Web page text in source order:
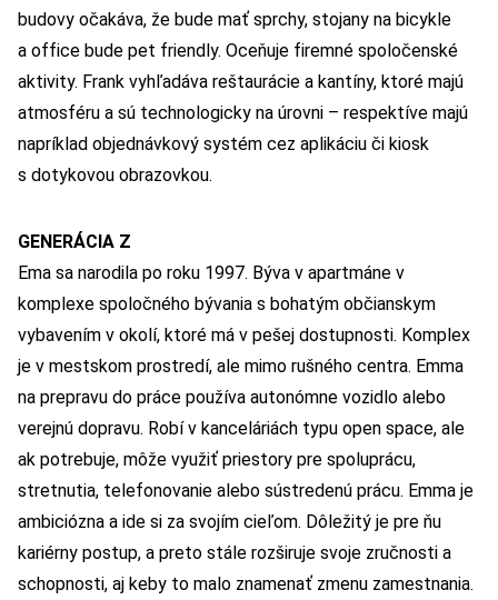
budovy očakáva, že bude mať sprchy, stojany na bicykle
a office bude pet friendly. Oceňuje firemné spoločenské
aktivity. Frank vyhľadáva reštaurácie a kantíny, ktoré majú
atmosféru a sú technologicky na úrovni – respektíve majú
napríklad objednávkový systém cez aplikáciu či kiosk
s dotykovou obrazovkou.
GENERÁCIA Z
Ema sa narodila po roku 1997. Býva v apartmáne v
komplexe spoločného bývania s bohatým občianskym
vybavením v okolí, ktoré má v pešej dostupnosti. Komplex
je v mestskom prostredí, ale mimo rušného centra. Emma
na prepravu do práce používa autonómne vozidlo alebo
verejnú dopravu. Robí v kanceláriách typu open space, ale
ak potrebuje, môže využiť priestory pre spoluprácu,
stretnutia, telefonovanie alebo sústredenú prácu. Emma je
ambiciózna a ide si za svojím cieľom. Dôležitý je pre ňu
kariérny postup, a preto stále rozširuje svoje zručnosti a
schopnosti, aj keby to malo znamenať zmenu zamestnania.